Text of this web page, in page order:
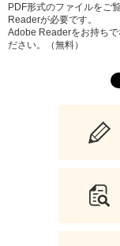
PDF形式のファイルをご
Readerが必要です。
Adobe Readerをお持ち
ださい。（無料）